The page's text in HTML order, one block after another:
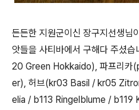
든든한 지원군이신 장구지선생님
앗들을 사티바에서 구해다 주셨
20 Green Hokkaido), 파프리
er), 허브(kr03 Basil / kr05
elia / b113 Ringelblume / b119